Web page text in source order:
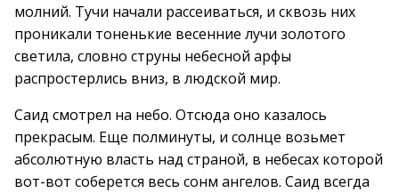
молний. Тучи начали рассеиваться, и сквозь них
проникали тоненькие весенние лучи золотого
светила, словно струны небесной арфы
распростерлись вниз, в людской мир.
Саид смотрел на небо. Отсюда оно казалось
прекрасым. Еще полминуты, и солнце возьмет
абсолютную власть над страной, в небесах которой
вот-вот соберется весь сонм ангелов. Саид всегда